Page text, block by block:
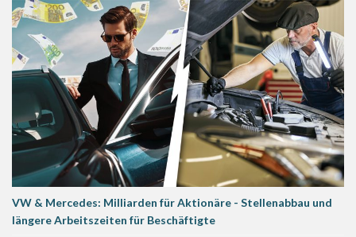
VW & Mercedes: Milliarden für Aktionäre - Stellenabbau und
längere Arbeitszeiten für Beschäftigte